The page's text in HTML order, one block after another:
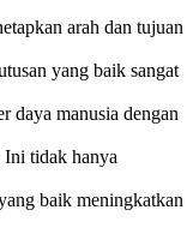
arah dan tujuan
yang baik sangat
daya manusia dengan
Ini tidak hanya
baik meningkatkan